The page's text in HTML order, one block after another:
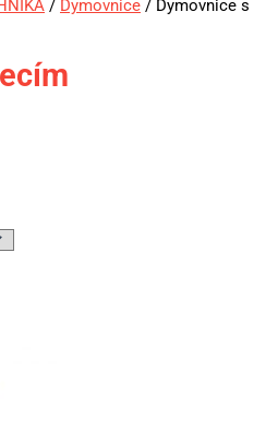
/ Dymovnice / Dymovnice s